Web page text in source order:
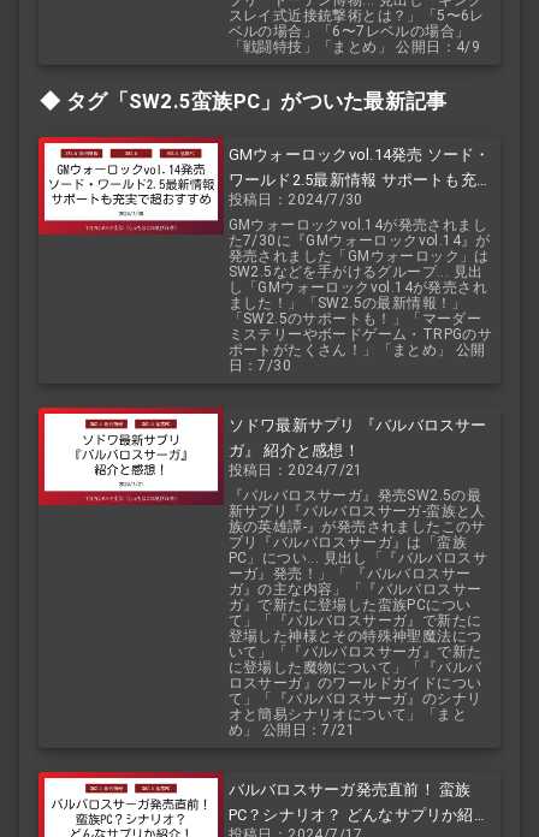
スレイ式近接銃撃術とは？」「5〜6レ
ベルの場合」「6〜7レベルの場合」
「戦闘特技」「まとめ」 公開日：4/9
タグ「SW2.5蛮族PC」がついた最新記事
GMウォーロックvol.14発売 ソード・
ワールド2.5最新情報 サポートも充実
で超おすすめ
投稿日：2024/7/30
GMウォーロックvol.14が発売されまし
た7/30に『GMウォーロックvol.14』が
発売されました「GMウォーロック」は
SW2.5などを手がけるグループ... 見出
し「GMウォーロックvol.14が発売され
ました！」「SW2.5の最新情報！」
「SW2.5のサポートも！」「マーダー
ミステリーやボードゲーム・TRPGのサ
ポートがたくさん！」「まとめ」 公開
日：7/30
ソドワ最新サプリ 『バルバロスサー
ガ』 紹介と感想！
投稿日：2024/7/21
『バルバロスサーガ』発売SW2.5の最
新サプリ『バルバロスサーガ-蛮族と人
族の英雄譚-』が発売されましたこのサ
プリ『バルバロスサーガ』は「蛮族
PC」につい... 見出し「『バルバロスサ
ーガ』発売！」「 『バルバロスサー
ガ』の主な内容」「『バルバロスサー
ガ』で新たに登場した蛮族PCについ
て」「『バルバロスサーガ』で新たに
登場した神様とその特殊神聖魔法につ
いて」「『バルバロスサーガ』で新た
に登場した魔物について」「『バルバ
ロスサーガ』のワールドガイドについ
て」「『バルバロスサーガ』のシナリ
オと簡易シナリオについて」「まと
め」 公開日：7/21
バルバロスサーガ発売直前！ 蛮族
PC？シナリオ？ どんなサプリか紹